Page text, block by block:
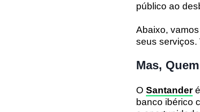
público ao
Abaixo,
seus serviços.
Mas,
O Santanderé
banco ibérico